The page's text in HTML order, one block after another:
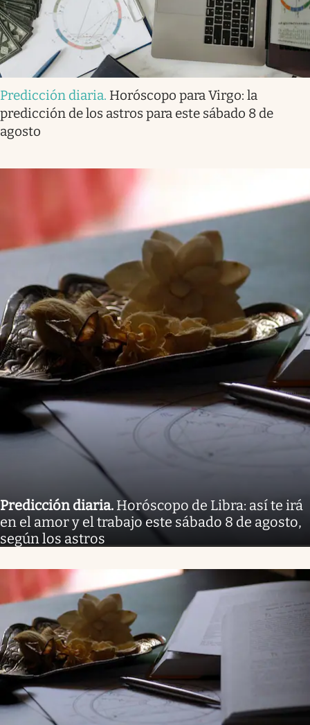
Predicción diaria. Horóscopo para Virgo: la
predicción de los astros para este sábado 8 de
agosto
Predicción diaria. Horóscopo de Libra: así te irá
en el amor y el trabajo este sábado 8 de agosto,
según los astros